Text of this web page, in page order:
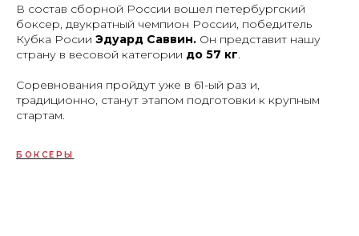
В состав сборной России вошел петербургский
боксер, двукратный чемпион России, победитель
Кубка Росии Эдуард Саввин. Он представит нашу
страну в весовой категории до 57 кг.
Соревнования пройдут уже в 61-ый раз и,
традиционно, станут этапом подготовки к крупным
стартам.
БОКСЕРЫ